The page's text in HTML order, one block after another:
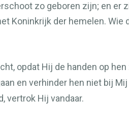
zo geboren zijn; en er
Koninkrijk der hemelen. Wie
opdat Hij de handen op
en verhinder hen niet bij
vertrok Hij vandaar.